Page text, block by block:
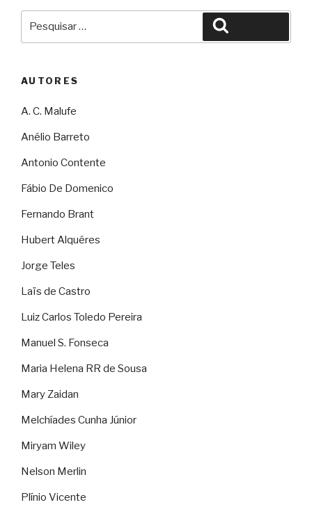
AUTORES
A. C. Malufe
Anélio Barreto
Antonio Contente
Fábio De Domenico
Fernando Brant
Hubert Alquéres
Jorge Teles
Laïs de Castro
Luiz Carlos Toledo Pereira
Manuel S. Fonseca
Maria Helena RR de Sousa
Mary Zaidan
Melchíades Cunha Júnior
Miryam Wiley
Nelson Merlin
Plínio Vicente